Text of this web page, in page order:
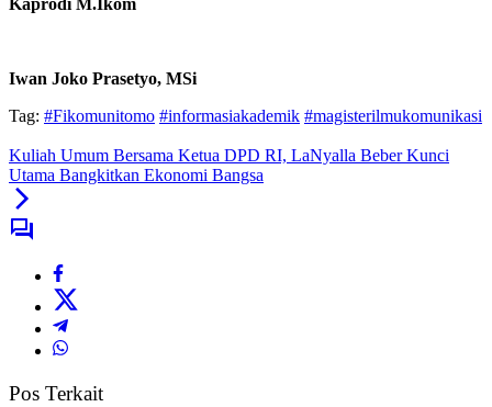
Kaprodi M.Ikom
Iwan Joko Prasetyo, MSi
Tag: #Fikomunitomo #informasiakademik #magisterilmukomunikasi
Kuliah Umum Bersama Ketua DPD RI, LaNyalla Beber Kunci
Utama Bangkitkan Ekonomi Bangsa
Pos Terkait